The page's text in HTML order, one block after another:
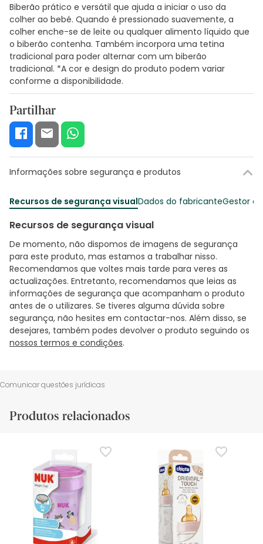
Biberão prático e versátil que ajuda a iniciar o uso da
colher ao bebé. Quando é pressionado suavemente, a
colher enche-se de leite ou qualquer alimento líquido que
o biberão contenha. Também incorpora uma tetina
tradicional para poder alternar com um biberão
tradicional. *A cor e design do produto podem variar
conforme a disponibilidade.
Partilhar
Informações sobre segurança e produtos
Recursos de segurança visualDados do fabricanteGestor
Recursos de segurança visual
De momento, não dispomos de imagens de segurança
para este produto, mas estamos a trabalhar nisso.
Recomendamos que voltes mais tarde para veres as
actualizações. Entretanto, recomendamos que leias as
informações de segurança que acompanham o produto
antes de o utilizares. Se tiveres alguma dúvida sobre
segurança, não hesites em contactar-nos. Além disso, se
desejares, também podes devolver o produto seguindo os
nossos termos e condições.
Comunicar questões jurídicas
Produtos relacionados